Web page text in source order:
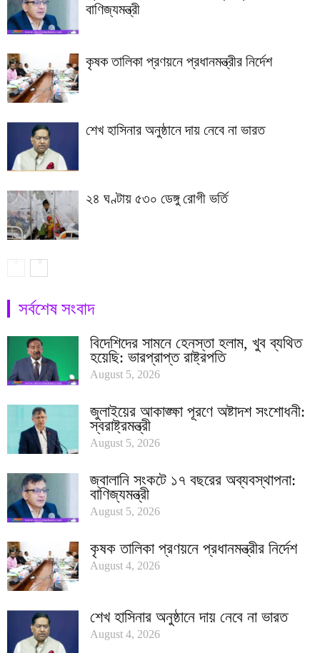
বাণিজ্যমন্ত্রী
কৃষক তালিকা প্রণয়নে প্রধানমন্ত্রীর নির্দেশ
শেখ হাসিনার অনুষ্ঠানে দায় নেবে না ভারত
২৪ ঘণ্টায় ৫৩০ ডেঙ্গু রোগী ভর্তি
সর্বশেষ সংবাদ
বিদেশিদের সামনে হেনস্তা হলাম, খুব ব্যথিত
হয়েছি: ভারপ্রাপ্ত রাষ্ট্রপতি
August 5, 2026
জুলাইয়ের আকাঙ্ক্ষা পূরণে অষ্টাদশ সংশোধনী:
স্বরাষ্ট্রমন্ত্রী
August 5, 2026
জ্বালানি সংকটে ১৭ বছরের অব্যবস্থাপনা:
বাণিজ্যমন্ত্রী
August 5, 2026
কৃষক তালিকা প্রণয়নে প্রধানমন্ত্রীর নির্দেশ
August 4, 2026
শেখ হাসিনার অনুষ্ঠানে দায় নেবে না ভারত
August 4, 2026